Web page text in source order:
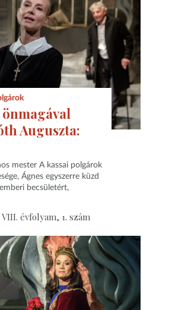
Auguszta:
mester A kassai polgárok
Ágnes egyszerre küzd
becsületért,
évfolyam, 1. szám